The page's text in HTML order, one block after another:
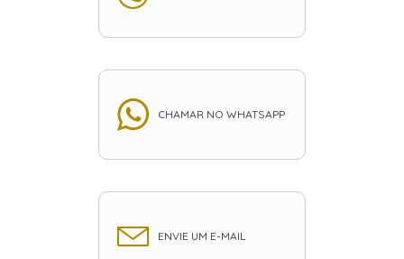
CHAMAR NO WHATSAPP
ENVIE UM E-MAIL